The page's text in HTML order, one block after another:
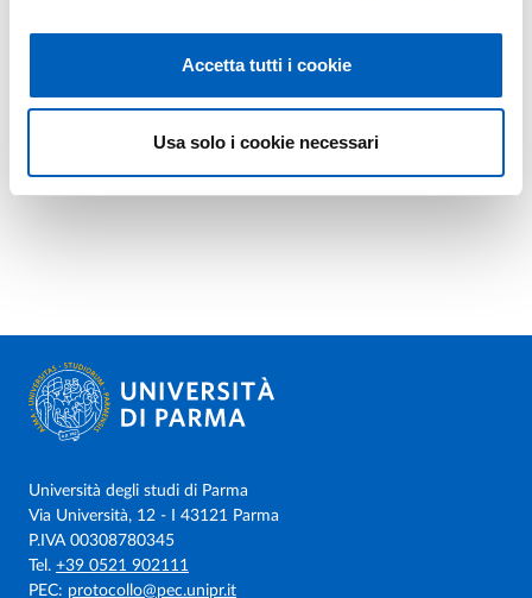
Accetta tutti i cookie
Usa solo i cookie necessari
Università degli studi di Parma
Via Università, 12 - I 43121 Parma
P.IVA 00308780345
Tel. +39 0521 902111
PEC: protocollo@pec.unipr.it